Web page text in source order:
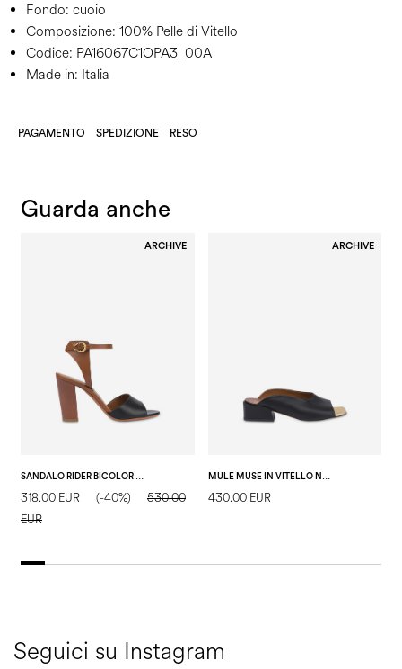
Fondo: cuoio
Composizione: 100% Pelle di Vitello
Codice: PA16067C1OPA3_00A
Made in: Italia
PAGAMENTO SPEDIZIONE RESO
Guarda anche
ARCHIVE
SANDALO RIDER BICOLOR NERO/CUOIO
318.00 EUR (-40%)
530.00
EUR
ARCHIVE
MULE MUSE IN VITELLO NERO/ORO
430.00 EUR
Seguici su Instagram